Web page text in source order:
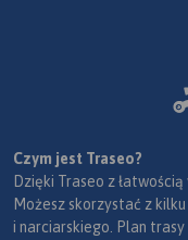
Czym jest Traseo?
Dzięki Traseo z
Możesz skorzystać z
i narciarskiego. Plan